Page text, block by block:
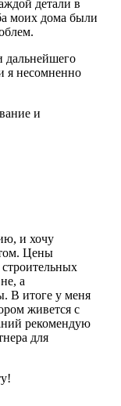
детали в
моих дома были
я несомненно
и
и хочу
Цены
а
В итоге у меня
живется с
рекомендую
для